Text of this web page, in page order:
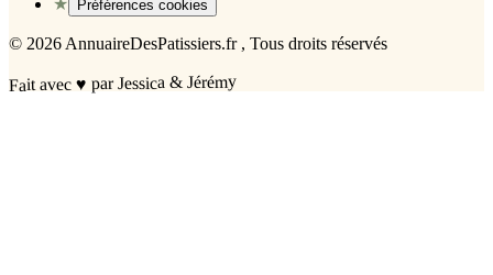
★
Préférences cookies
© 2026 AnnuaireDesPatissiers.fr , Tous droits réservés
Fait avec♥ par Jessica & Jérémy